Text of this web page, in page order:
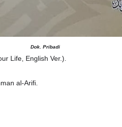
Dok. Pribadi
Life, English Ver.).
al-Arifi.